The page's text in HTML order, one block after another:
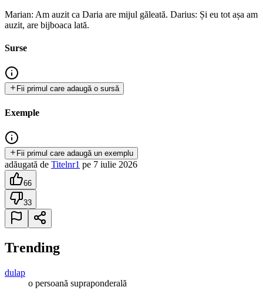
Marian: Am auzit ca Daria are mijul găleată. Darius: Și eu tot așa am
auzit, are bijboaca lată.
Surse
Fii primul care adaugă o sursă
Exemple
Fii primul care adaugă un exemplu
adăugată de Titelnr1 pe 7 iulie 2026
66
33
Trending
dulap
o persoană supraponderală